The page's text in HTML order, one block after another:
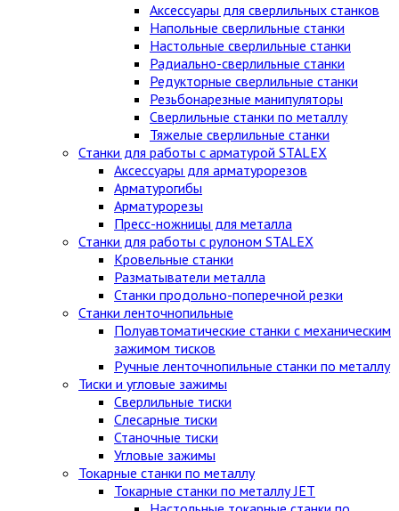
Аксессуары для сверлильных станков
Напольные сверлильные станки
Настольные сверлильные станки
Радиально-сверлильные станки
Редукторные сверлильные станки
Резьбонарезные манипуляторы
Сверлильные станки по металлу
Тяжелые сверлильные станки
Станки для работы с арматурой STALEX
Аксессуары для арматурорезов
Арматурогибы
Арматурорезы
Пресс-ножницы для металла
Станки для работы с рулоном STALEX
Кровельные станки
Разматыватели металла
Станки продольно-поперечной резки
Станки ленточнопильные
Полуавтоматические станки с механическим
зажимом тисков
Ручные ленточнопильные станки по металлу
Тиски и угловые зажимы
Сверлильные тиски
Слесарные тиски
Станочные тиски
Угловые зажимы
Токарные станки по металлу
Токарные станки по металлу JET